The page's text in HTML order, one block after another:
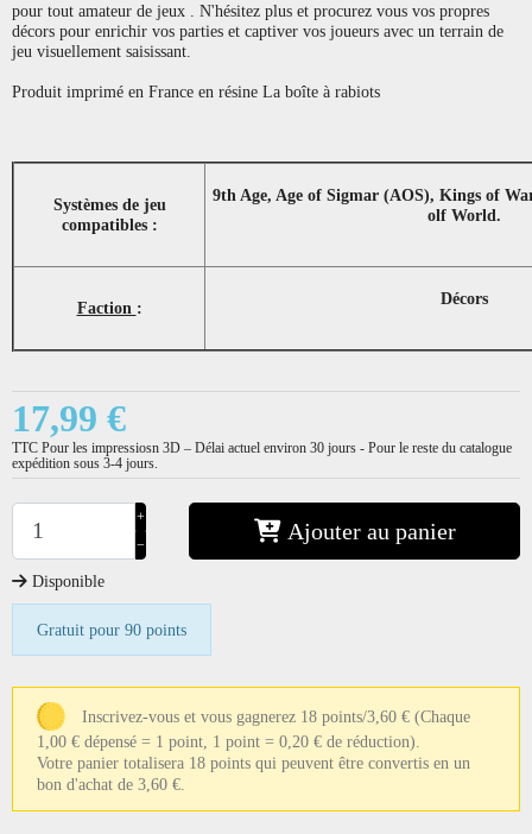
pour tout amateur de jeux . N'hésitez plus et procurez vous vos propres
décors pour enrichir vos parties et captiver vos joueurs avec un terrain de
jeu visuellement saisissant.
Produit imprimé en France en résine La boîte à rabiots
Systèmes de jeu
compatibles :
9th Age, Age of Sigmar (AOS), Kings of
olf World.
Faction : Décors
17,99 €
TTC Pour les impressiosn 3D – Délai actuel environ 30 jours - Pour le reste du catalogue
expédition sous 3-4 jours.
+
−
Ajouter au panier
Disponible
Gratuit pour 90 points
Inscrivez-vous et vous gagnerez 18 points/3,60 € (Chaque
1,00 € dépensé = 1 point, 1 point = 0,20 € de réduction).
Votre panier totalisera 18 points qui peuvent être convertis en un
bon d'achat de 3,60 €.